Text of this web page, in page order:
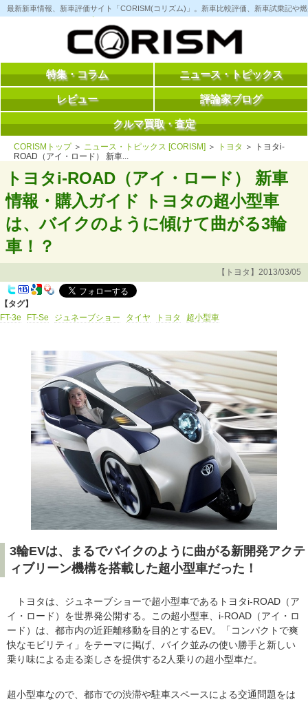
コ
ン
へ
最新新車情報、新車評価サイト「CORISM(コリズム)」。新車比較評価、新車試乗記や
特集・コラム ニュース・トピックス
レビュー 評論家ブログ
クルマ買取・査定
CORISMトップ＞ ニュース・トピックス [CORISM] ＞ トヨタ ＞ トヨタi-
ROAD（アイ・ロード） 新車...
トヨタi-ROAD（アイ・ロード） 新車
情報・購入ガイド トヨタの超小型車
は、バイクのように傾けて曲がる3輪
車！？
【トヨタ】2013/03/05
【タグ】
FT-3e
FT-Se ジュネーブショー タイヤ トヨタ 超小型車
3輪EVは、まるでバイクのように曲がる新開発アクテ
ィブリーン機構を搭載した超小型車だった！
トヨタは、ジュネーブショーで超小型車であるトヨタi-ROAD（ア
イ・ロード）を世界発公開する。この超小型車、i-ROAD（アイ・ロ
ード）は、都市内の近距離移動を目的とするEV。「コンパクトで爽
快なモビリティ」をテーマに掲げ、バイク並みの使い勝手と新しい
乗り味による走る楽しさを提供する2人乗りの超小型車だ。
超小型車なので、都市での渋滞や駐車スペースによる交通問題をは